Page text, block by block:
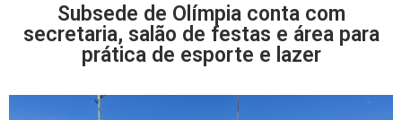
Subsede de Olímpia conta com
secretaria, salão de festas e área para
prática de esporte e lazer